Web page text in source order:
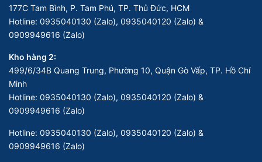
177C Tam Bình, P. Tam Phú, TP. Thủ Đức, HCM
Hotline: 0935040130 (Zalo), 0935040120 (Zalo) &
0909949616 (Zalo)
Kho hàng 2:
499/6/34B Quang Trung, Phường 10, Quận Gò Vấp, TP. Hồ Chí
Minh
Hotline: 0935040130 (Zalo), 0935040120 (Zalo) &
0909949616 (Zalo)
Hotline: 0935040130 (Zalo), 0935040120 (Zalo) &
0909949616 (Zalo)